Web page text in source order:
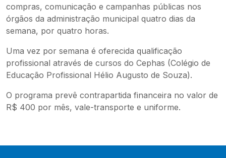
compras, comunicação e campanhas públicas nos
órgãos da administração municipal quatro dias da
semana, por quatro horas.
Uma vez por semana é oferecida qualificação
profissional através de cursos do Cephas (Colégio de
Educação Profissional Hélio Augusto de Souza).
O programa prevê contrapartida financeira no valor de
R$ 400 por mês, vale-transporte e uniforme.